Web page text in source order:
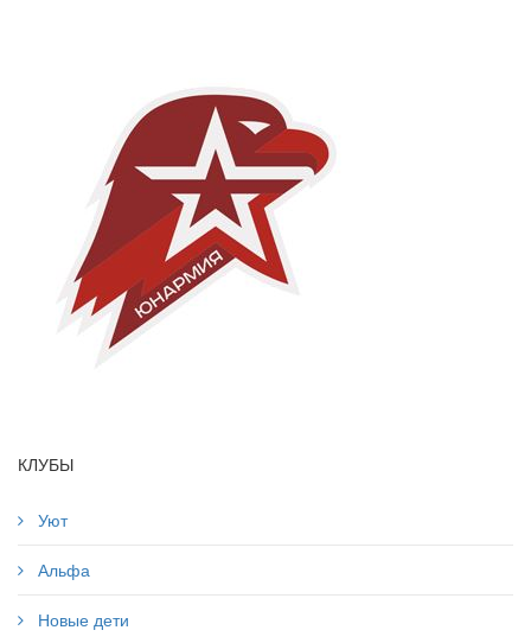
КЛУБЫ
Уют
Альфа
Новые дети